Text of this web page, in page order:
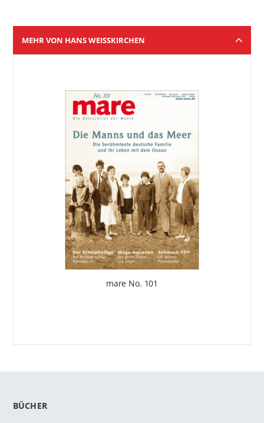
MEHR VON HANS WEISSKIRCHEN
mare No. 101
BÜCHER